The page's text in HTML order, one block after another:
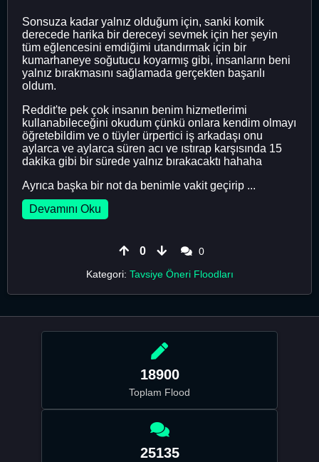
Sonsuza kadar yalnız olduğum için, sanki komik
derecede harika bir dereceyi sevmek için her şeyin
tüm eğlencesini emdiğimi utandırmak için bir
kumarhaneye soğutucu koyarmış gibi, insanların beni
yalnız bırakmasını sağlamada gerçekten başarılı
oldum.
Reddit'te pek çok insanın benim hizmetlerimi
kullanabileceğini okudum çünkü onlara kendim olmayı
öğretebildim ve o tüyler ürpertici iş arkadaşı onu
aylarca ve aylarca süren acı ve ıstırap karşısında 15
dakika gibi bir sürede yalnız bırakacaktı hahaha
Ayrıca başka bir not da benimle vakit geçirip ...
Devamını Oku
0
0
Kategori: Tavsiye Öneri Floodları
18900
Toplam Flood
25135